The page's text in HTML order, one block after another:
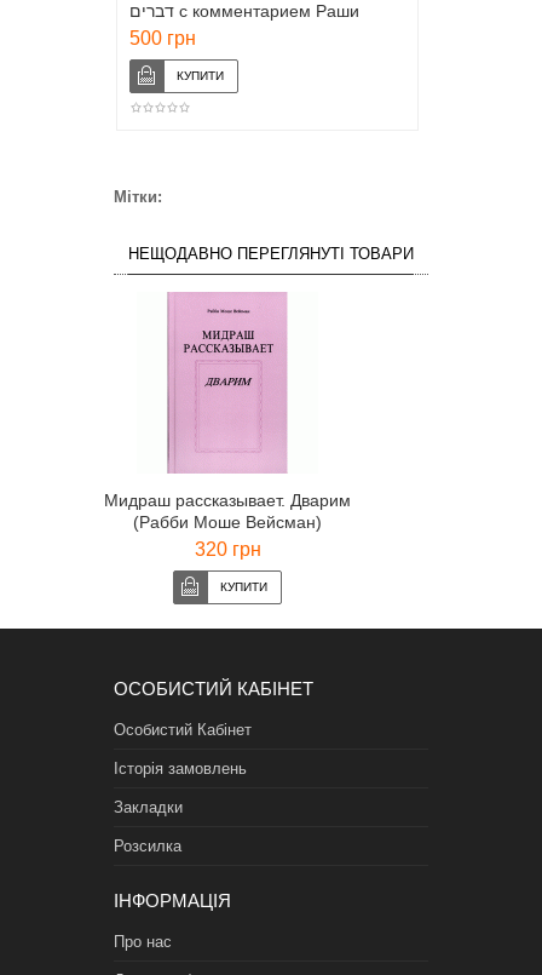
דברים с комментарием Раши
(иврит)
500 грн
Мітки:
НЕЩОДАВНО ПЕРЕГЛЯНУТІ ТОВАРИ
Мидраш рассказывает. Дварим
(Рабби Моше Вейсман)
320 грн
ОСОБИСТИЙ КАБІНЕТ
Особистий Кабінет
Історія замовлень
Закладки
Розсилка
ІНФОРМАЦІЯ
Про нас